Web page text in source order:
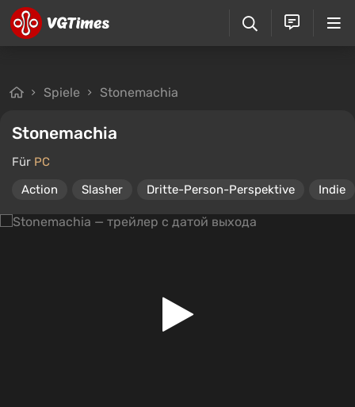
Spiele Stonemachia
Stonemachia
Für PC
Action
Slasher Dritte-Person-Perspektive Indie